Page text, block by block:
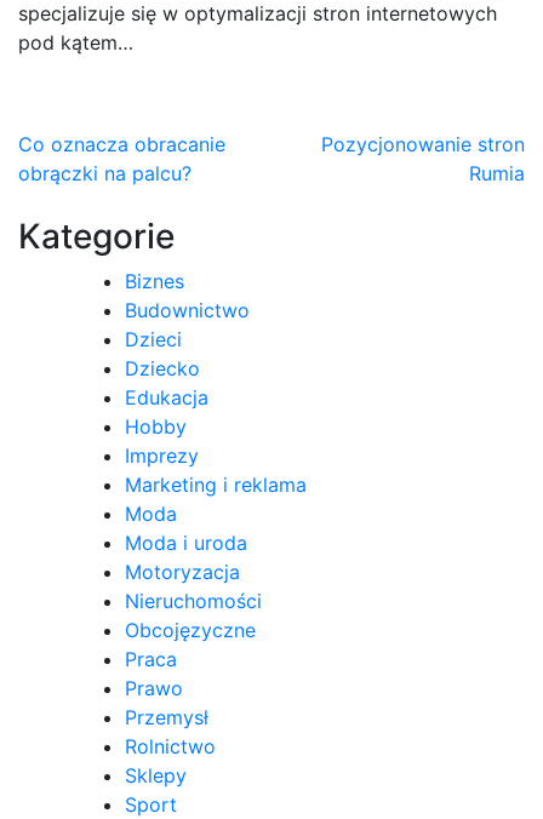
specjalizuje się w optymalizacji stron internetowych
pod kątem…
Nawigacja
wpisu
Co oznacza obracanie
obrączki na palcu?
Pozycjonowanie stron
Rumia
Kategorie
Biznes
Budownictwo
Dzieci
Dziecko
Edukacja
Hobby
Imprezy
Marketing i reklama
Moda
Moda i uroda
Motoryzacja
Nieruchomości
Obcojęzyczne
Praca
Prawo
Przemysł
Rolnictwo
Sklepy
Sport